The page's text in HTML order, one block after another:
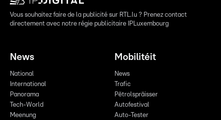
Vous souhaitez faire de la publicité sur RTL.lu ? Prenez contact
directement avec notre régie publicitaire IPLuxembourg
News
National
International
Panorama
Tech-World
Meenung
Mobilitéit
News
Trafic
Pëtrolspräisser
Autofestival
Auto-Tester